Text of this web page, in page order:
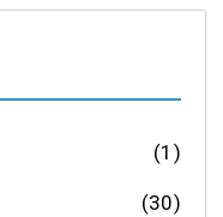
(1)
(30)